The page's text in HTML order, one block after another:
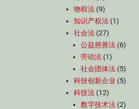
物权法 (9)
知识产权法 (1)
社会法 (27)
公益慈善法 (6)
劳动法 (1)
社会团体法 (5)
科技创新企业 (5)
科技法 (12)
数字技术法 (2)